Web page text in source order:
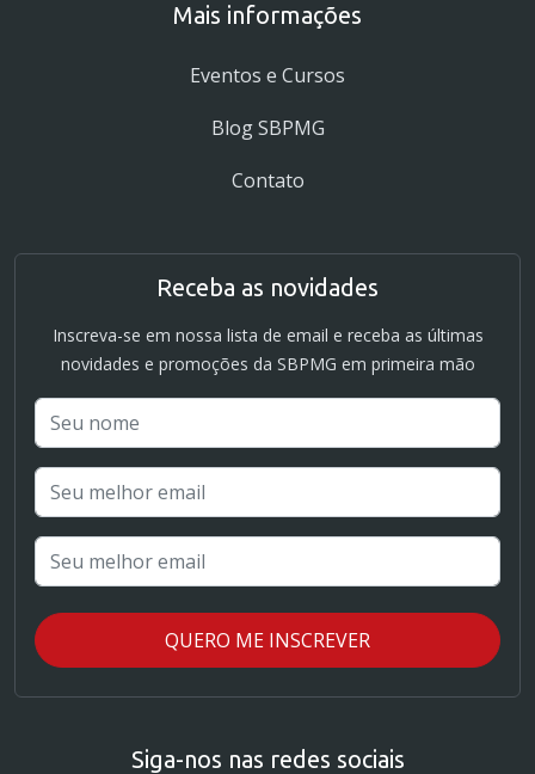
Mais informações
Eventos e Cursos
Blog SBPMG
Contato
Receba as novidades
Inscreva-se em nossa lista de email e receba as últimas
novidades e promoções da SBPMG em primeira mão
Siga-nos nas redes sociais